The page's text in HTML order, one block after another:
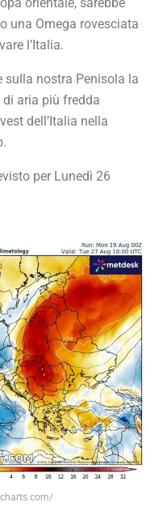
una Omega rovesciata
l’Italia.
sulla nostra Penisola la
aria più fredda
dell’Italia nella
per Lunedì 26